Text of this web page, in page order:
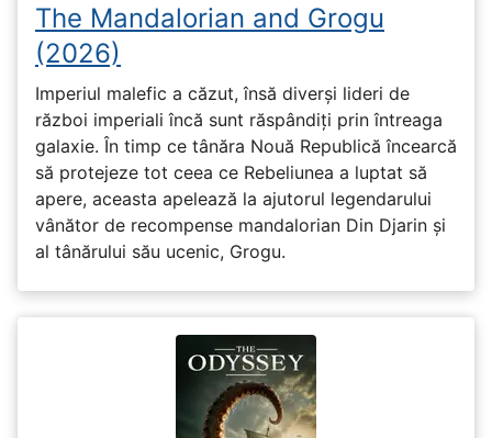
The Mandalorian and Grogu
(2026)
Imperiul malefic a căzut, însă diverși lideri de
război imperiali încă sunt răspândiți prin întreaga
galaxie. În timp ce tânăra Nouă Republică încearcă
să protejeze tot ceea ce Rebeliunea a luptat să
apere, aceasta apelează la ajutorul legendarului
vânător de recompense mandalorian Din Djarin și
al tânărului său ucenic, Grogu.